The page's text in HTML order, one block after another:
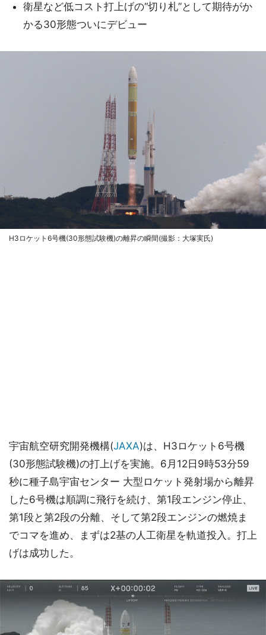
衛星など低コスト打上げの“切り札”として期待がか
かる30形態ついにデビュー
H3ロケット6号機(30形態試験機)の離昇の瞬間(撮影：大塚実氏)
宇宙航空研究開発機構(JAXA)は、H3ロケット6号機
(30形態試験機)の打上げを実施。6月12日9時53分59
秒に種子島宇宙センター 大型ロケット発射場から離昇
した6号機は順調に飛行を続け、第1段エンジン停止、
第1段と第2段の分離、そして第2段エンジンの燃焼ま
でコマを進め、まずは2基の人工衛星を軌道投入。打上
げは成功した。